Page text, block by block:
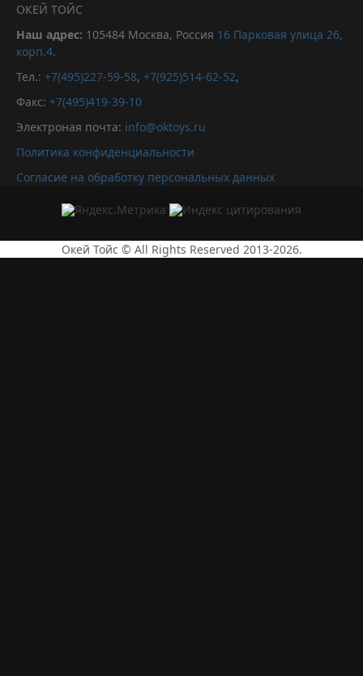
ОКЕЙ ТОЙС
Наш адрес: 105484 Москва, Россия 16 Парковая улица 26,
корп.4.
Тел.: +7(495)227-59-58, +7(925)514-62-52,
Факс: +7(495)419-39-10
Электроная почта: info@oktoys.ru
Политика конфиденциальности
Согласие на обработку персональных данных
Окей Тойс © All Rights Reserved 2013-2026.